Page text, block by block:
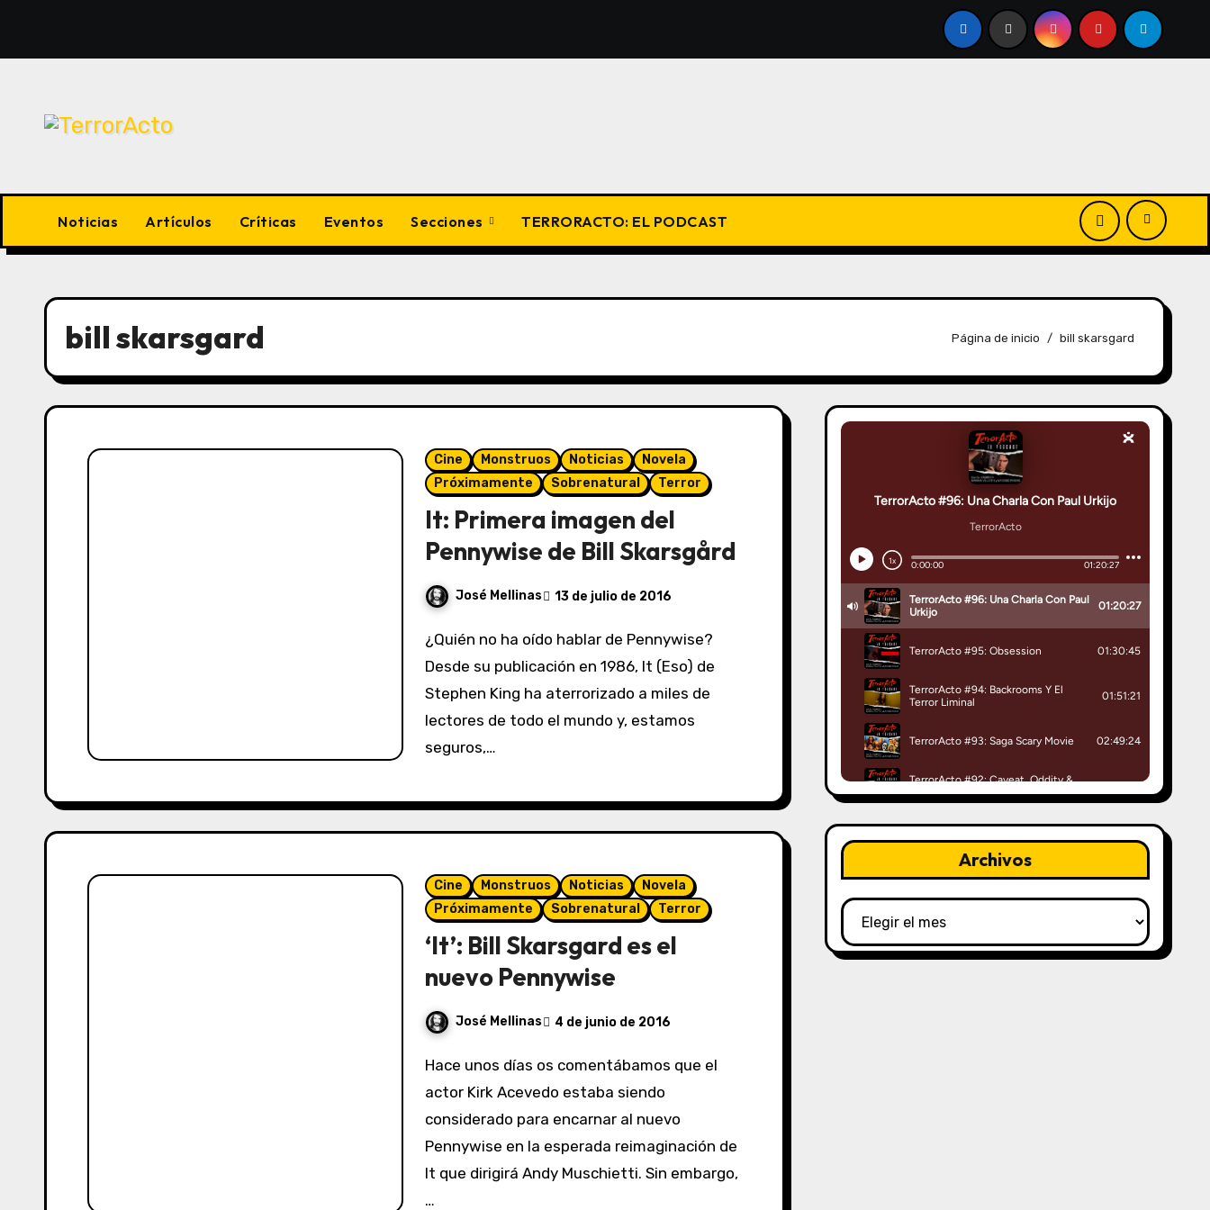
contenido
Noticias Artículos Críticas Eventos Secciones TERRORACTO: EL PODCAST
bill skarsgard Página de inicio bill skarsgard
Cine Monstruos Noticias
Novela
Próximamente
Sobrenatural Terror
It: Primera imagen del
Pennywise de Bill Skarsgård
José Mellinas 13 de julio de 2016
¿Quién no ha oído hablar de Pennywise?
Desde su publicación en 1986, It (Eso) de
Stephen King ha aterrorizado a miles de
lectores de todo el mundo y, estamos
seguros,…
Cine Monstruos Noticias
Novela
Próximamente
Sobrenatural Terror
‘It’: Bill Skarsgard es el
nuevo Pennywise
José Mellinas 4 de junio de 2016
Hace unos días os comentábamos que el
actor Kirk Acevedo estaba siendo
considerado para encarnar al nuevo
Pennywise en la esperada reimaginación de
It que dirigirá Andy Muschietti. Sin embargo,
…
Archivos
Archivos